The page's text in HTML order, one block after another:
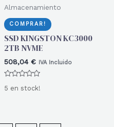
Almacenamiento
COMPRAR!
SSD KINGSTON KC3000
2TB NVME
508,04 € IVA Incluido
con
5 en stock!